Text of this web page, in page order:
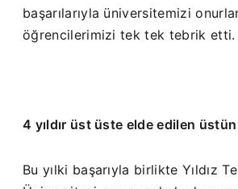
başarılarıyla üniversitemizi
öğrencilerimizi tek tek tebrik etti.
4 yıldır üst üste elde edilen üstün
Bu yılki başarıyla birlikte Yıldız